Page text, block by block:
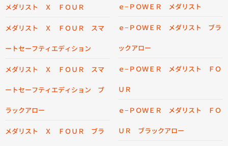
メダリスト Ｘ ＦＯＵＲ
メダリスト Ｘ ＦＯＵＲ スマ
ートセーフティエディション
メダリスト Ｘ ＦＯＵＲ スマ
ートセーフティエディション ブ
ラックアロー
メダリスト Ｘ ＦＯＵＲ ブラ
ｅ−ＰＯＷＥＲ メダリスト
ｅ−ＰＯＷＥＲ メダリスト ブラ
ックアロー
ｅ−ＰＯＷＥＲ メダリスト ＦＯ
ＵＲ
ｅ−ＰＯＷＥＲ メダリスト ＦＯ
ＵＲ ブラックアロー